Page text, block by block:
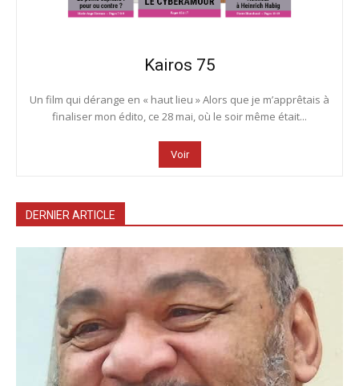
Kairos 75
Un film qui dérange en « haut lieu » Alors que je m’apprêtais à
finaliser mon édito, ce 28 mai, où le soir même était...
Voir
DERNIER ARTICLE